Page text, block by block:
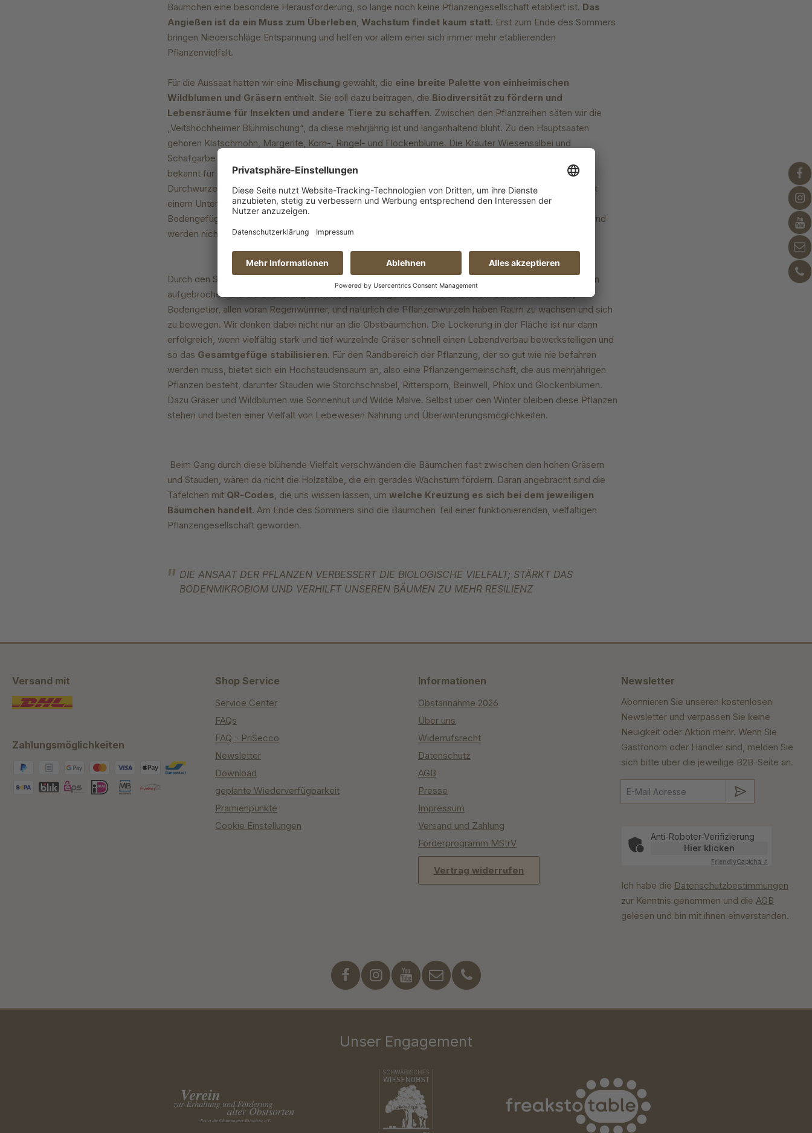
Bäumchen eine besondere Herausforderung, so lange noch keine Pflanzengesellschaft etabliert ist. Das
Angießen ist da ein Muss zum Überleben,Wachstum findet kaum statt. Erst zum Ende des Sommers
bringen Niederschläge Entspannung und helfen vor allem einer sich immer mehr etablierenden
Pflanzenvielfalt.
Für die Aussaat hatten wir eine Mischung gewählt, die eine breite Palette von einheimischen
Wildblumen und Gräsern enthielt. Sie soll dazu beitragen, die Biodiversität zu fördern und
Lebensräume für Insekten und andere Tiere zu schaffen. Zwischen den Pflanzreihen säten wir die
„Veitshöchheimer Blühmischung“, da diese mehrjährig ist und langanhaltend blüht. Zu den Hauptsaaten
gehören Klatschmohn, Margerite, Korn-, Ringel- und Flockenblume. Die Kräuter Wiesensalbei und
Schafgarbe entfalten ihre heilende Wirkung auch auf das Bodenmikrobiom. Rotklee und Luzerne sind
bekannt für die Förderung der Stickstofffixierung im Boden. Noch wichtiger erscheint uns aber die
Durchwurzelung des Bodens. Vor der Pflanzung der Bäume und der Ansaat der Blühmischung wurde mit
einem Untergrundlockerer der Boden im Abstand von 70 cm angehoben und gelockert, ohne dabei das
Bodengefüge zu zerstören. Bei diesem Verfahren bleiben die Bodenschichten dort wo sie hingehören und
werden nicht wie beim Pflügen vermischt oder gewendet.
Durch den Schnitt mit dem Titanzinken gelangt Luft in verdichtete Böden, Verdichtungshorizonte werden
aufgebrochen und die Lockerung bewirkt, dass winzige Hohlräume entstehen. Bakterien und Pilze,
Bodengetier, allen voran Regenwürmer, und natürlich die Pflanzenwurzeln haben Raum zu wachsen und sich
zu bewegen. Wir denken dabei nicht nur an die Obstbäumchen. Die Lockerung in der Fläche ist nur dann
erfolgreich, wenn vielfältig stark und tief wurzelnde Gräser schnell einen Lebendverbau bewerkstelligen und
so das Gesamtgefüge stabilisieren. Für den Randbereich der Pflanzung, der so gut wie nie befahren
werden muss, bietet sich ein Hochstaudensaum an, also eine Pflanzengemeinschaft, die aus mehrjährigen
Pflanzen besteht, darunter Stauden wie Storchschnabel, Rittersporn, Beinwell, Phlox und Glockenblumen.
Dazu Gräser und Wildblumen wie Sonnenhut und Wilde Malve.Selbst über den Winter bleiben diese Pflanzen
stehen und bieten einer Vielfalt von Lebewesen Nahrung und Überwinterungsmöglichkeiten.
Beim Gang durch diese blühende Vielfalt verschwänden die Bäumchen fast zwischen den hohen Gräsern
und Stauden, wären da nicht die Holzstäbe, die ein gerades Wachstum fördern. Daran angebracht sind die
Täfelchen mit QR-Codes, die uns wissen lassen, umwelche Kreuzung es sich bei dem jeweiligen
Bäumchen handelt. Am Ende des Sommers sind die Bäumchen Teil einer funktionierenden, vielfältigen
Pflanzengesellschaft geworden.
DIE ANSAAT DER PFLANZEN VERBESSERT DIE BIOLOGISCHE VIELFALT; STÄRKT DAS
BODENMIKROBIOM UND VERHILFT UNSEREN BÄUMEN ZU MEHR RESILIENZ
Versand mit
Zahlungsmöglichkeiten
Shop Service
Service Center
FAQs
FAQ - PriSecco
Newsletter
Download
geplante Wiederverfügbarkeit
Prämienpunkte
Cookie Einstellungen
Informationen
Obstannahme 2026
Über uns
Widerrufsrecht
Datenschutz
AGB
Presse
Impressum
Versand und Zahlung
Förderprogramm MStrV
Vertrag widerrufen
Newsletter
Abonnieren Sie unseren kostenlosen
Newsletter und verpassen Sie keine
Neuigkeit oder Aktion mehr. Wenn Sie
Gastronom oder Händler sind, melden Sie
sich bitte über die jeweilige B2B-Seite an.
Anti-Roboter-Verifizierung
Hier klicken
FriendlyCaptcha ⇗
Ich habe die Datenschutzbestimmungen
zur Kenntnis genommen und die AGB
gelesen und bin mit ihnen einverstanden.
Unser Engagement